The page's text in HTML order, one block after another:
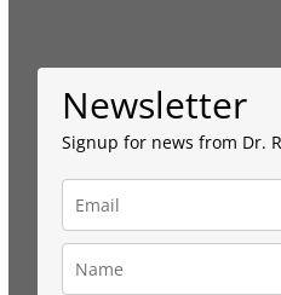
Newsletter
Signup for news from Dr.